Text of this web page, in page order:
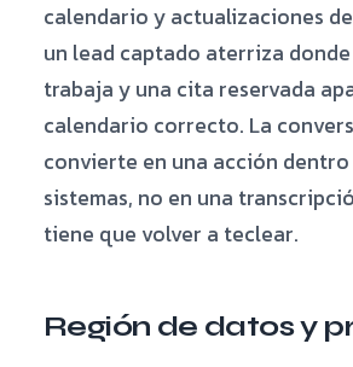
calendario y actualizaciones de
un lead captado aterriza
trabaja y una cita reservada
calendario correcto. La
convierte en una acción dentro
sistemas, no en una
tiene que volver a teclear.
Región de datos y